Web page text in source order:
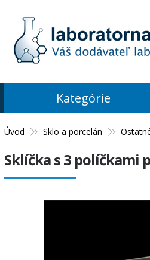
Úvod Sklo a porcelán
Sklíčka s 3 políčkami
Kategórie